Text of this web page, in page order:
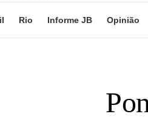
Rio Informe JB Opinião